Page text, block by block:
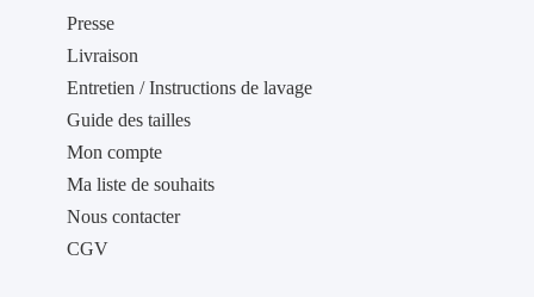
Presse
Livraison
Entretien / Instructions de lavage
Guide des tailles
Mon compte
Ma liste de souhaits
Nous contacter
CGV